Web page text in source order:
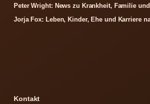
Peter Wright: News zu Krankheit, Familie
Jorja Fox: Leben, Kinder, Ehe und Karriere
Kontakt